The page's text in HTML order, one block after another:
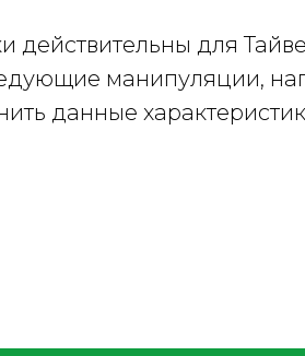
действительны для
манипуляции,
данные